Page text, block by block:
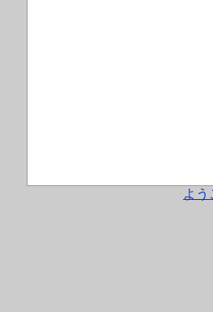
よう